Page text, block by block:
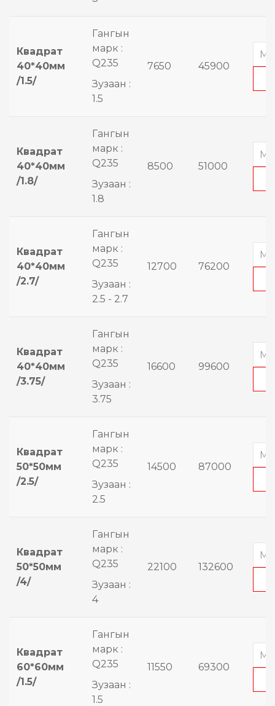
Квадрат
40*40мм
/1.5/
Гангын
марк :
Q235
Зузаан :
1.5
7650 45900
Квадрат
40*40мм
/1.8/
Гангын
марк :
Q235
Зузаан :
1.8
8500 51000
Квадрат
40*40мм
/2.7/
Гангын
марк :
Q235
Зузаан :
2.5 - 2.7
12700 76200
Квадрат
40*40мм
/3.75/
Гангын
марк :
Q235
Зузаан :
3.75
16600 99600
Квадрат
50*50мм
/2.5/
Гангын
марк :
Q235
Зузаан :
2.5
14500 87000
Квадрат
50*50мм
/4/
Гангын
марк :
Q235
Зузаан :
4
22100 132600
Квадрат
60*60мм
/1.5/
Гангын
марк :
Q235
Зузаан :
1.5
11550 69300